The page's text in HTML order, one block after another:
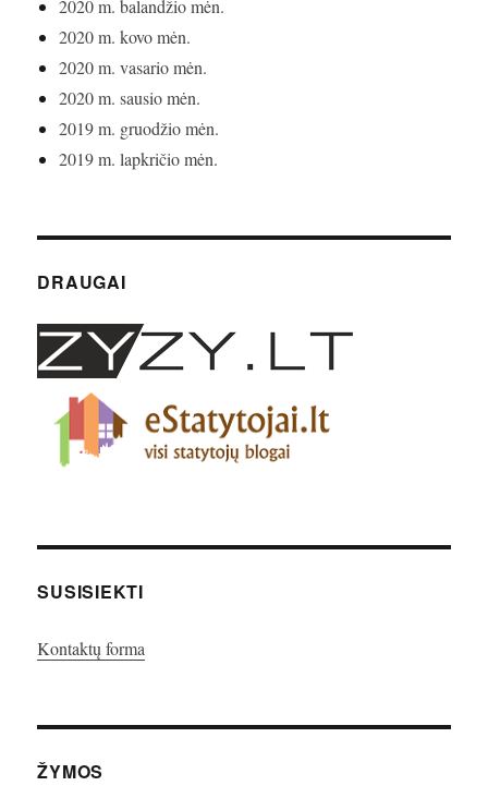
2020 m. balandžio mėn.
2020 m. kovo mėn.
2020 m. vasario mėn.
2020 m. sausio mėn.
2019 m. gruodžio mėn.
2019 m. lapkričio mėn.
DRAUGAI
SUSISIEKTI
Kontaktų forma
ŽYMOS